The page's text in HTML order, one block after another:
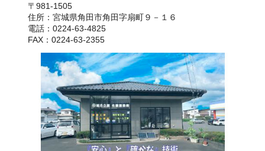
〒981-1505
住所：宮城県角田市角田字扇町９－１６
電話：0224-63-4825
FAX：0224-63-2355